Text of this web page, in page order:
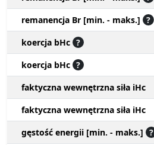
remanencja Br [min. - maks.] ?
koercja bHc ?
koercja bHc ?
faktyczna wewnętrzna siła iHc
faktyczna wewnętrzna siła iHc
gęstość energii [min. - maks.] ?